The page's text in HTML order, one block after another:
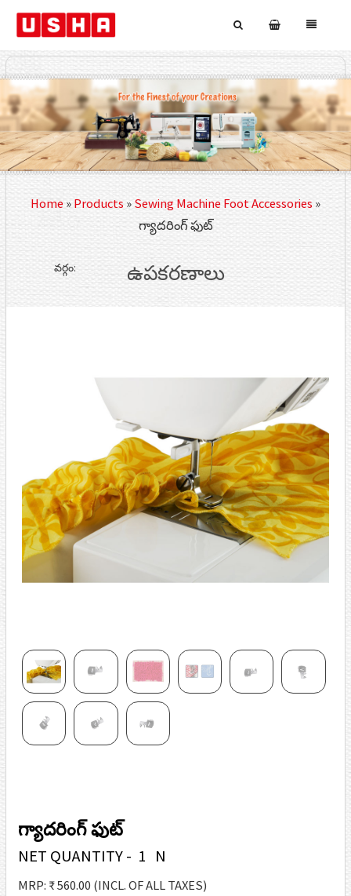
Home»Products »Sewing Machine Foot Accessories »
గ్యాదరింగ్ ఫుట్
వర్గం: ఉపకరణాలు
గ్యాదరింగ్ ఫుట్
NET QUANTITY - 1 N
MRP: ₹ 560.00 (INCL. OF ALL TAXES)